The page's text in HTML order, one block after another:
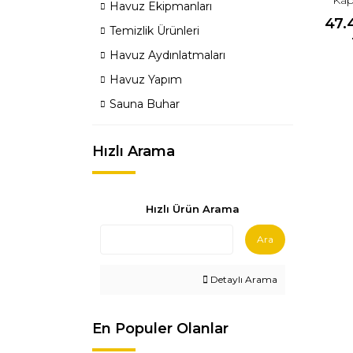
Havuz Ekipmanları
Temizlik Ürünleri
Havuz Aydınlatmaları
Havuz Yapım
Sauna Buhar
Hızlı Arama
Hızlı Ürün Arama
Ara
Detaylı Arama
En Populer Olanlar